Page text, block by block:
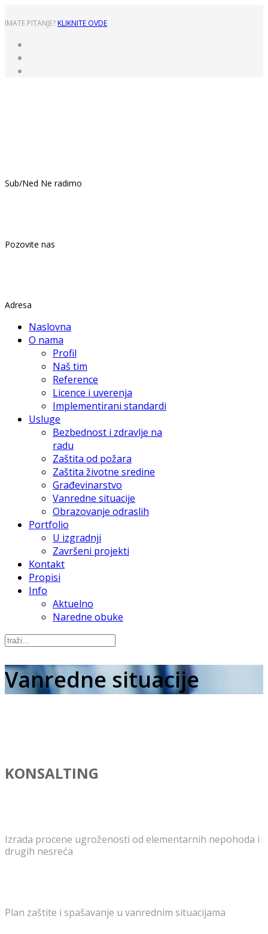
IMATE PITANJE? KLIKNITE OVDE
Sub/Ned Ne radimo
Pozovite nas
Adresa
Naslovna
O nama
Profil
Naš tim
Reference
Licence i uverenja
Implementirani standardi
Usluge
Bezbednost i zdravlje na
radu
Zaštita od požara
Zaštita životne sredine
Građevinarstvo
Vanredne situacije
Obrazovanje odraslih
Portfolio
U izgradnji
Završeni projekti
Kontakt
Propisi
Info
Aktuelno
Naredne obuke
Vanredne situacije
KONSALTING
Izrada procene ugroženosti od elementarnih nepohoda i
drugih nesreća
Plan zaštite i spašavanje u vanrednim situacijama